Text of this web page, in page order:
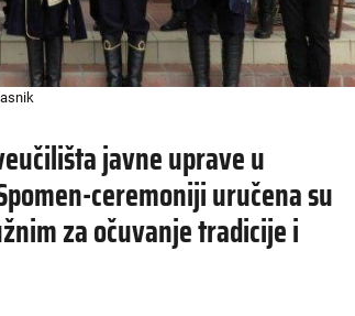
javne uprave u
ceremoniji uručena su
za očuvanje tradicije i